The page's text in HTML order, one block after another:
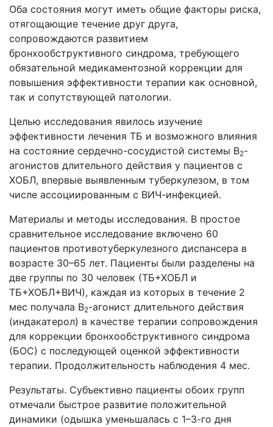
Оба состояния могут иметь общие факторы риска,
отягощающие течение друг друга,
сопровождаются развитием
бронхообструктивного синдрома, требующего
обязательной медикаментозной коррекции для
повышения эффективности терапии как основной,
так и сопутствующей патологии.
Целью исследования явилось изучение
эффективности лечения ТБ и возможного влияния
на состояние сердечно-сосудистой системы B2-
агонистов длительного действия у пациентов с
ХОБЛ, впервые выявленным туберкулезом, в том
числе ассоциированным с ВИЧ-инфекцией.
Материалы и методы исследования. В простое
сравнительное исследование включено 60
пациентов противотуберкулезного диспансера в
возрасте 30–65 лет. Пациенты были разделены на
две группы по 30 человек (ТБ+ХОБЛ и
ТБ+ХОБЛ+ВИЧ), каждая из которых в течение 2
мес получала В2-агонист длительного действия
(индакатерол) в качестве терапии сопровождения
для коррекции бронхообструктивного синдрома
(БОС) с последующей оценкой эффективности
терапии. Продолжительность наблюдения 4 мес.
Результаты. Субъективно пациенты обоих групп
отмечали быстрое развитие положительной
динамики (одышка уменьшалась с 1–3-го дня